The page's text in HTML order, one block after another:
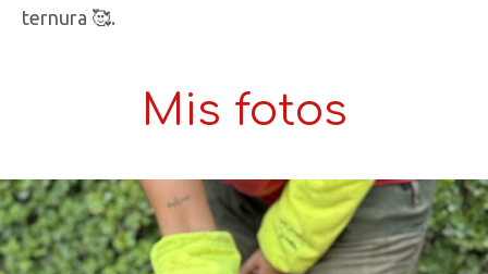
ternura 🥰.
Mis fotos